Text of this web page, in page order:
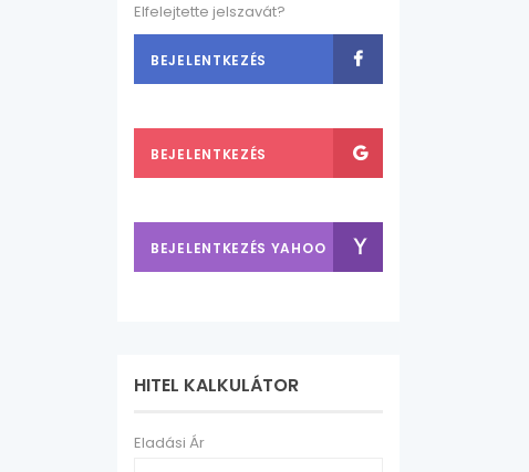
Elfelejtette jelszavát?
BEJELENTKEZÉS
BEJELENTKEZÉS
BEJELENTKEZÉS YAHOO
HITEL KALKULÁTOR
Eladási Ár